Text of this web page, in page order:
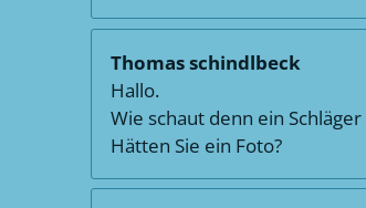
Thomas schindlbeck
Hallo.
Wie schaut denn ein
Hätten Sie ein Foto?